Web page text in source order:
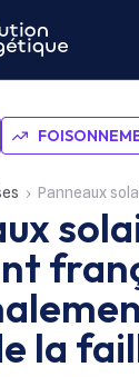
Panneaux solaires : ce
la